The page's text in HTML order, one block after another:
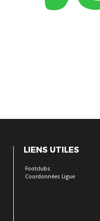
LIENS UTILES
Footclubs
Coordonnées Ligue